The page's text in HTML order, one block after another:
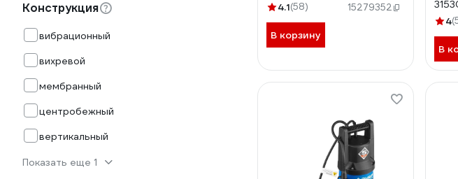
Конструкция
вибрационный
вихревой
мембранный
центробежный
вертикальный
Показать еще 1
4.1(58) 15279352
В корзину
4
В